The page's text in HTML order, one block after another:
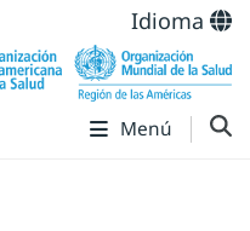
Idioma
Menú